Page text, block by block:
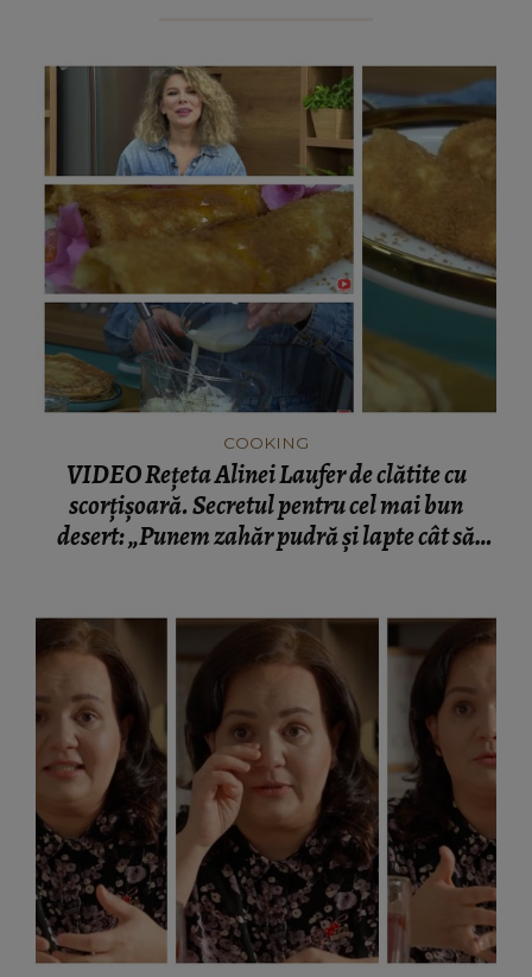
COOKING
VIDEO Rețeta Alinei Laufer de clătite cu
scorțișoară. Secretul pentru cel mai bun
desert: „Punem zahăr pudră și lapte cât să